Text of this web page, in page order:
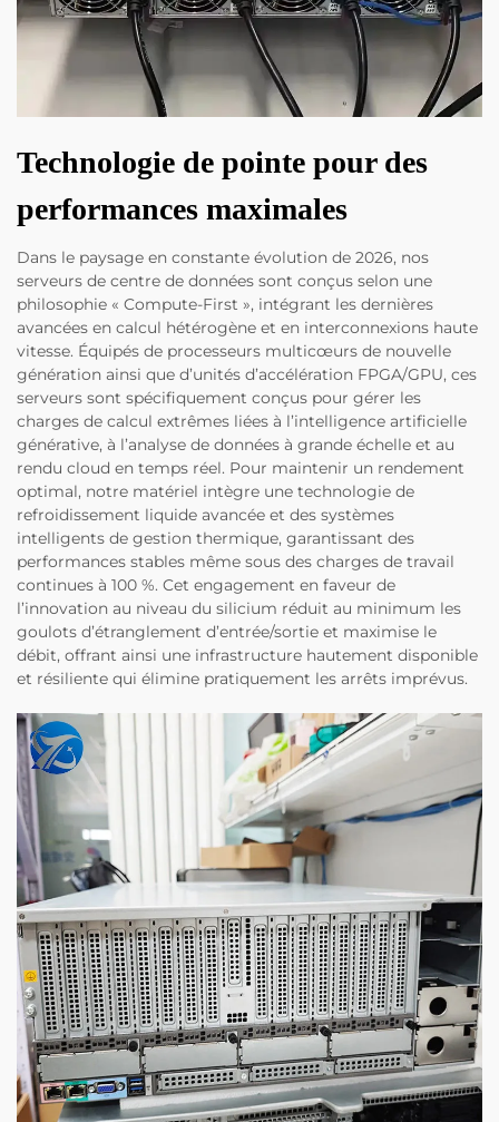
Technologie de pointe pour des
performances maximales
Dans le paysage en constante évolution de 2026, nos
serveurs de centre de données sont conçus selon une
philosophie « Compute-First », intégrant les dernières
avancées en calcul hétérogène et en interconnexions haute
vitesse. Équipés de processeurs multicœurs de nouvelle
génération ainsi que d’unités d’accélération FPGA/GPU, ces
serveurs sont spécifiquement conçus pour gérer les
charges de calcul extrêmes liées à l’intelligence artificielle
générative, à l’analyse de données à grande échelle et au
rendu cloud en temps réel. Pour maintenir un rendement
optimal, notre matériel intègre une technologie de
refroidissement liquide avancée et des systèmes
intelligents de gestion thermique, garantissant des
performances stables même sous des charges de travail
continues à 100 %. Cet engagement en faveur de
l’innovation au niveau du silicium réduit au minimum les
goulots d’étranglement d’entrée/sortie et maximise le
débit, offrant ainsi une infrastructure hautement disponible
et résiliente qui élimine pratiquement les arrêts imprévus.